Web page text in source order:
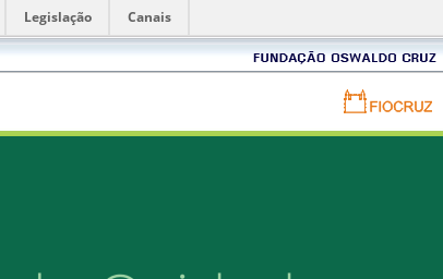
Legislação Canais
Fundação
Oswaldo
Portal